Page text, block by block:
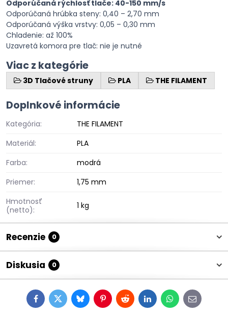
Odporúčaná rýchlosť tlače: 40-150 mm/s
Odporúčaná hrúbka steny: 0,40 – 2,70 mm
Odporúčaná výška vrstvy: 0,05 – 0,30 mm
Chladenie: až 100%
Uzavretá komora pre tlač: nie je nutné
Viac z kategórie
3D Tlačové struny PLA THE FILAMENT
Doplnkové informácie
Kategória:
THE FILAMENT
Materiál:
PLA
Farba:
modrá
Priemer:
1,75 mm
Hmotnosť
(netto):
1 kg
Recenzie 0
Diskusia 0
FacebookTwitterBlueskyPinterestRedditLinkedInWhatsApp
E-
mail